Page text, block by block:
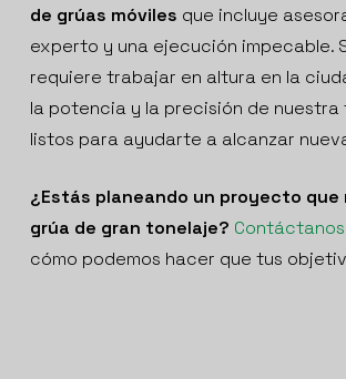
de grúas móviles que incluye
experto y una ejecución impecable.
requiere trabajar en altura en la
la potencia y la precisión de nuestra
listos para ayudarte a alcanzar
¿Estás planeando un proyecto
grúa de gran tonelaje? Contáctanos
cómo podemos hacer que tus